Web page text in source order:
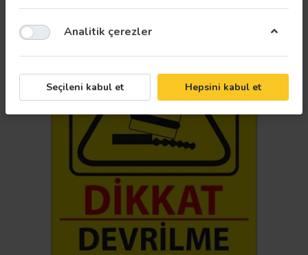
Analitik çerezler
Seçileni kabul et Hepsini kabul et